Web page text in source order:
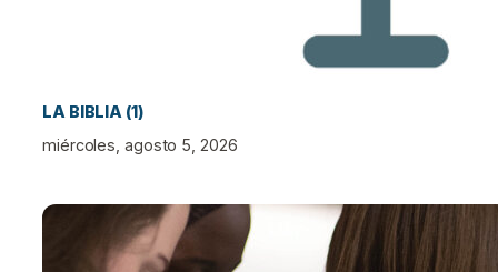
LA BIBLIA (1)
miércoles, agosto 5, 2026